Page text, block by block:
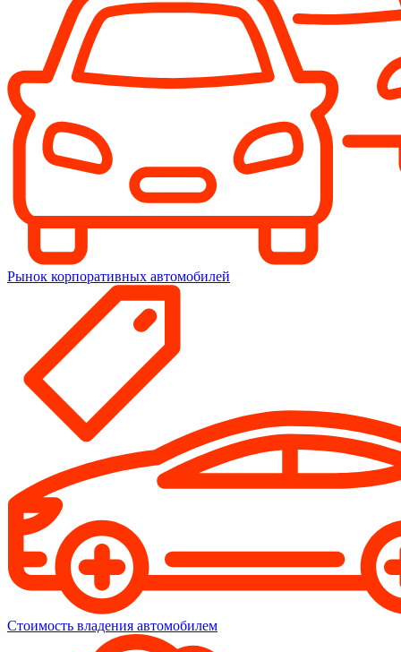
Рынок корпоративных автомобилей
Стоимость владения автомобилем